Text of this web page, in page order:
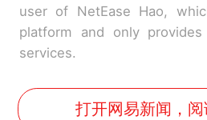
user of NetEase Hao,
platform and only
services.
打开网易新闻，